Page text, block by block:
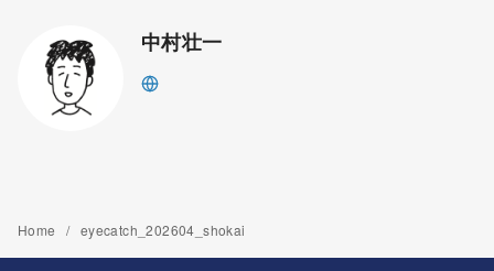
中村壮一
Home eyecatch_202604_shokai